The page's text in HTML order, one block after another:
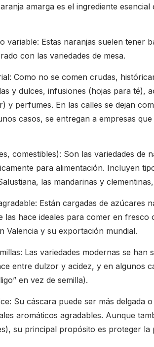
amarga es el ingrediente
variable: Estas naranjas suelen tener
con las variedades de mesa.
Como no se comen crudas,
y dulces, infusiones (hojas para té),
y perfumes. En las calles se dejan
casos, se entregan a empresas
comestibles): Son las variedades de
para alimentación. Incluyen
las mandarinas y
Están cargadas de azúcares
las hace ideales para comer en fresco
Valencia y su exportación mundial.
Las variedades modernas se
entre dulzor y acidez, y en algunos
en vez de semilla).
Su cáscara puede ser más delgada
aromáticos agradables. Aunque
su principal propósito es proteger la